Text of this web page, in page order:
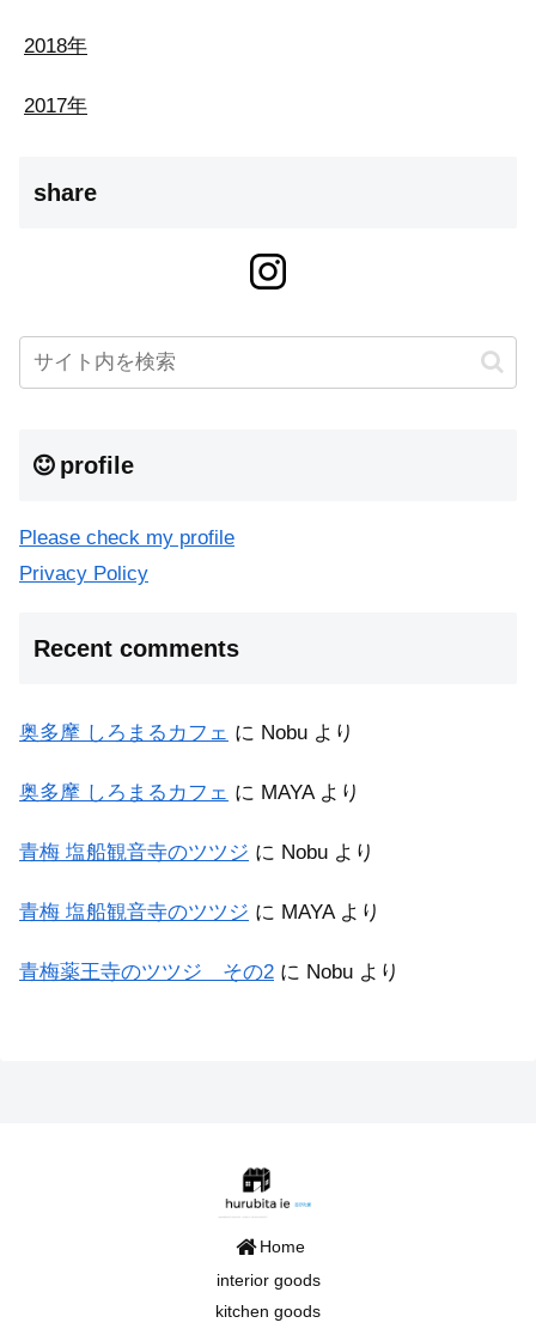
2018年
2017年
share
profile
Please check my profile
Privacy Policy
Recent comments
奥多摩 しろまるカフェ に Nobu より
奥多摩 しろまるカフェ に MAYAより
青梅 塩船観音寺のツツジ に Nobu より
青梅 塩船観音寺のツツジ に MAYAより
青梅薬王寺のツツジ その2 に Nobu より
Home
interior goods
kitchen goods